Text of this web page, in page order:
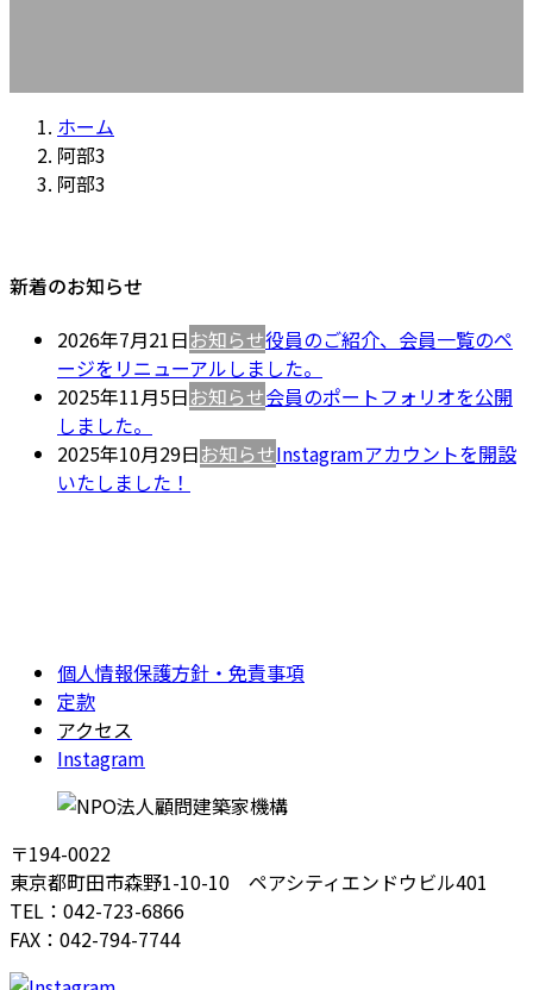
ホーム
阿部3
阿部3
新着のお知らせ
2026年7月21日お知らせ役員のご紹介、会員一覧のペ
ージをリニューアルしました。
2025年11月5日お知らせ会員のポートフォリオを公開
しました。
2025年10月29日お知らせInstagramアカウントを開設
いたしました！
個人情報保護方針・免責事項
定款
アクセス
Instagram
〒194-0022
東京都町田市森野1-10-10 ペアシティエンドウビル401
TEL：042-723-6866
FAX：042-794-7744